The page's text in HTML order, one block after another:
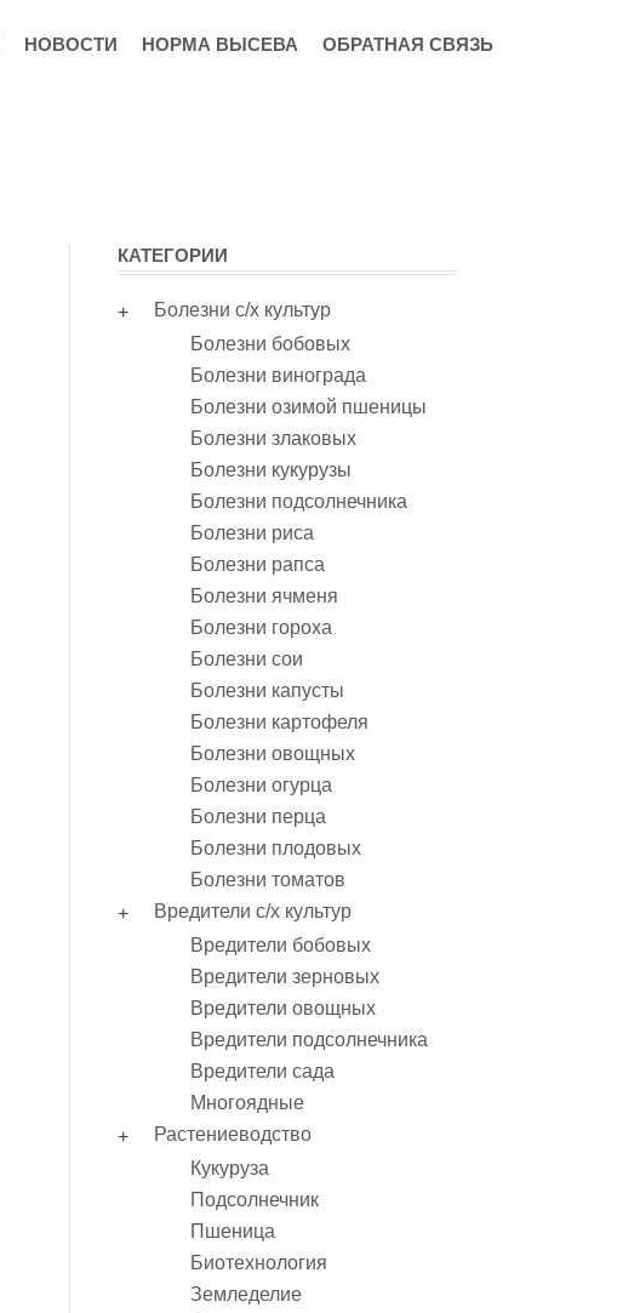
НОВОСТИ НОРМА ВЫСЕВА ОБРАТНАЯ СВЯЗЬ
КАТЕГОРИИ
Болезни с/х культур
Болезни бобовых
Болезни винограда
Болезни озимой пшеницы
Болезни злаковых
Болезни кукурузы
Болезни подсолнечника
Болезни риса
Болезни рапса
Болезни ячменя
Болезни гороха
Болезни сои
Болезни капусты
Болезни картофеля
Болезни овощных
Болезни огурца
Болезни перца
Болезни плодовых
Болезни томатов
Вредители с/х культур
Вредители бобовых
Вредители зерновых
Вредители овощных
Вредители подсолнечника
Вредители сада
Многоядные
Растениеводство
Кукуруза
Подсолнечник
Пшеница
Биотехнология
Земледелие